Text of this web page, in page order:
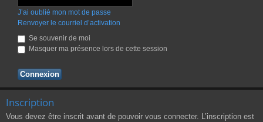
J’ai oublié mon mot de passe
Renvoyer le courriel d’activation
Se souvenir de moi
Masquer ma présence lors de cette session
Inscription
Vous devez être inscrit avant de pouvoir vous connecter. L’inscription est